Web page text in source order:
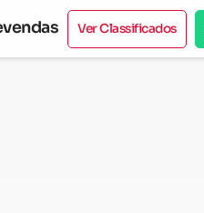
Ver Classificados